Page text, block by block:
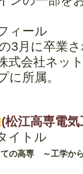
ィール
3月に卒業
式会社ネッ
に所属。
(松江高専電
イトル
ての高専 ～工学か